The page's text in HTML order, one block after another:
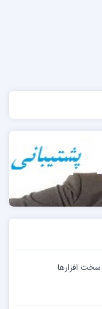
سخت افزارها